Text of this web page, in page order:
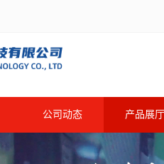
公司动态 产品展厅